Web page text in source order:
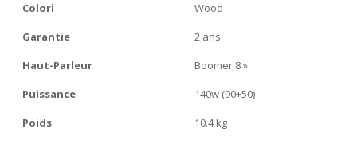
Colori
Wood
Garantie
2 ans
Haut-Parleur
Boomer 8 »
Puissance
140w (90+50)
Poids
10.4 kg